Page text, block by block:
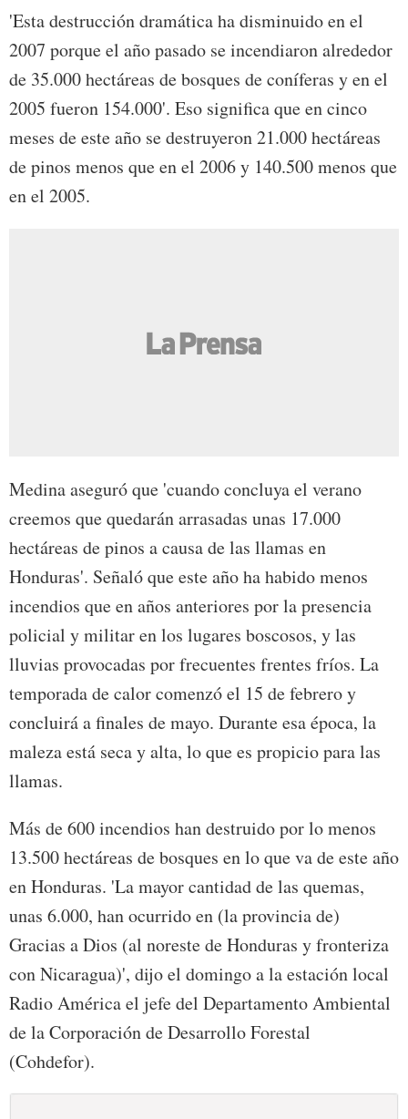
'Esta destrucción dramática ha disminuido en el
2007 porque el año pasado se incendiaron alrededor
de 35.000 hectáreas de bosques de coníferas y en el
2005 fueron 154.000'. Eso significa que en cinco
meses de este año se destruyeron 21.000 hectáreas
de pinos menos que en el 2006 y 140.500 menos que
en el 2005.
Medina aseguró que 'cuando concluya el verano
creemos que quedarán arrasadas unas 17.000
hectáreas de pinos a causa de las llamas en
Honduras'. Señaló que este año ha habido menos
incendios que en años anteriores por la presencia
policial y militar en los lugares boscosos, y las
lluvias provocadas por frecuentes frentes fríos. La
temporada de calor comenzó el 15 de febrero y
concluirá a finales de mayo. Durante esa época, la
maleza está seca y alta, lo que es propicio para las
llamas.
Más de 600 incendios han destruido por lo menos
13.500 hectáreas de bosques en lo que va de este año
en Honduras. 'La mayor cantidad de las quemas,
unas 6.000, han ocurrido en (la provincia de)
Gracias a Dios (al noreste de Honduras y fronteriza
con Nicaragua)', dijo el domingo a la estación local
Radio América el jefe del Departamento Ambiental
de la Corporación de Desarrollo Forestal
(Cohdefor).